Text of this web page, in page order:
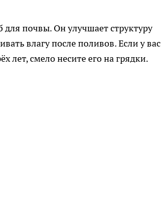
почвы. Он улучшает структуру
влагу после поливов. Если у вас
лет, смело несите его на грядки.